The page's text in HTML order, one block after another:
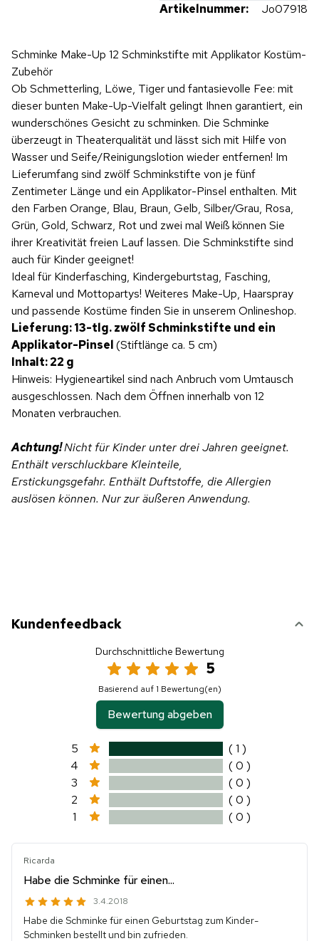
Artikelnummer: Jo07918
Schminke Make-Up 12 Schminkstifte mit Applikator Kostüm-
Zubehör
Ob Schmetterling, Löwe, Tiger und fantasievolle Fee: mit
dieser bunten Make-Up-Vielfalt gelingt Ihnen garantiert, ein
wunderschönes Gesicht zu schminken. Die Schminke
überzeugt in Theaterqualität und lässt sich mit Hilfe von
Wasser und Seife/Reinigungslotion wieder entfernen! Im
Lieferumfang sind zwölf Schminkstifte von je fünf
Zentimeter Länge und ein Applikator-Pinsel enthalten. Mit
den Farben Orange, Blau, Braun, Gelb, Silber/Grau, Rosa,
Grün, Gold, Schwarz, Rot und zwei mal Weiß können Sie
ihrer Kreativität freien Lauf lassen. Die Schminkstifte sind
auch für Kinder geeignet!
Ideal für Kinderfasching, Kindergeburtstag, Fasching,
Karneval und Mottopartys! Weiteres Make-Up, Haarspray
und passende Kostüme finden Sie in unserem Onlineshop.
Lieferung: 13-tlg. zwölf Schminkstifte und ein
Applikator-Pinsel(Stiftlänge ca. 5 cm)
Inhalt: 22 g
Hinweis: Hygieneartikel sind nach Anbruch vom Umtausch
ausgeschlossen. Nach dem Öffnen innerhalb von 12
Monaten verbrauchen.
Achtung!Nicht für Kinder unter drei Jahren geeignet.
Enthält verschluckbare Kleinteile,
Erstickungsgefahr. Enthält Duftstoffe, die Allergien
auslösen können. Nur zur äußeren Anwendung.
Kundenfeedback
Durchschnittliche Bewertung
5
Basierend auf 1 Bewertung(en)
Bewertung abgeben
5
( 1 )
4
( 0 )
3
( 0 )
2
( 0 )
1
( 0 )
Ricarda
Habe die Schminke für einen...
3.4.2018
Habe die Schminke für einen Geburtstag zum Kinder-
Schminken bestellt und bin zufrieden.